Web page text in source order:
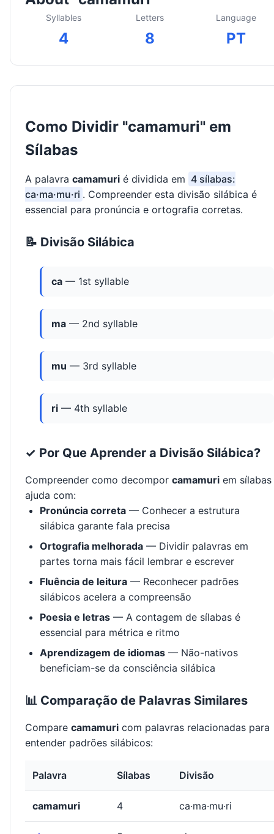
Syllables
4
Letters
8
Language
PT
Como Dividir "camamuri" em
Sílabas
A palavra camamuri é dividida em 4 sílabas:
ca·ma·mu·ri . Compreender esta divisão silábica é
essencial para pronúncia e ortografia corretas.
📝 Divisão Silábica
ca — 1st syllable
ma — 2nd syllable
mu — 3rd syllable
ri — 4th syllable
✓ Por Que Aprender a Divisão Silábica?
Compreender como decompor camamuri em sílabas
ajuda com:
Pronúncia correta — Conhecer a estrutura
silábica garante fala precisa
Ortografia melhorada — Dividir palavras em
partes torna mais fácil lembrar e escrever
Fluência de leitura — Reconhecer padrões
silábicos acelera a compreensão
Poesia e letras — A contagem de sílabas é
essencial para métrica e ritmo
Aprendizagem de idiomas — Não-nativos
beneficiam-se da consciência silábica
📊 Comparação de Palavras Similares
Compare camamuri com palavras relacionadas para
entender padrões silábicos:
Palavra Sílabas Divisão
camamuri 4 ca·ma·mu·ri